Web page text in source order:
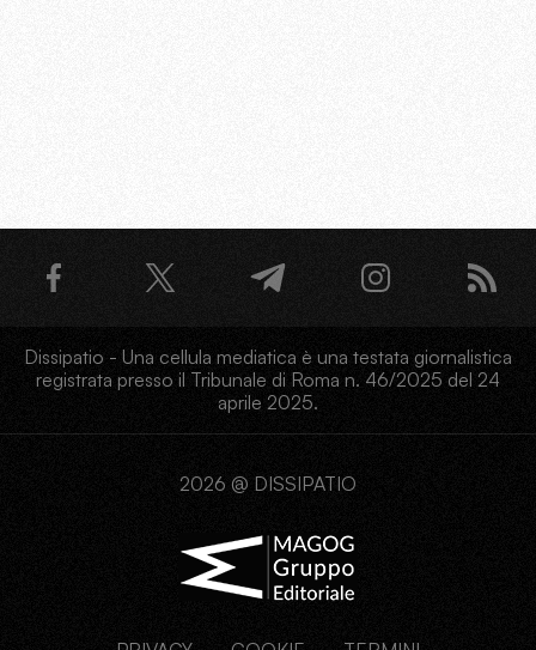
Dissipatio - Una cellula mediatica è una testata giornalistica
registrata presso il Tribunale di Roma n. 46/2025 del 24
aprile 2025.
2026 @ DISSIPATIO